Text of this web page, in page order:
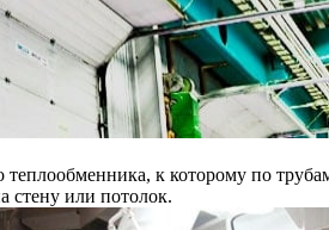
теплообменника, к которому по
или потолок.